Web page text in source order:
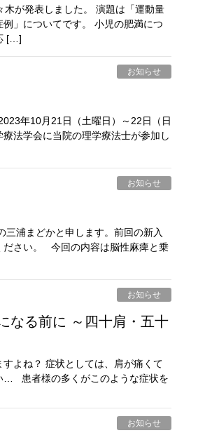
が発表しました。 演題は「運動量
」についてです。 小児の肥満につ
[…]
お知らせ
年10月21日（土曜日）～22日（日
法学会に当院の理学療法士が参加し
お知らせ
浦まどかと申します。前回の新入
ださい。 今回の内容は脳性麻痺と乗
お知らせ
よね？ 症状としては、肩が痛くて
… 患者様の多くがこのような症状を
お知らせ